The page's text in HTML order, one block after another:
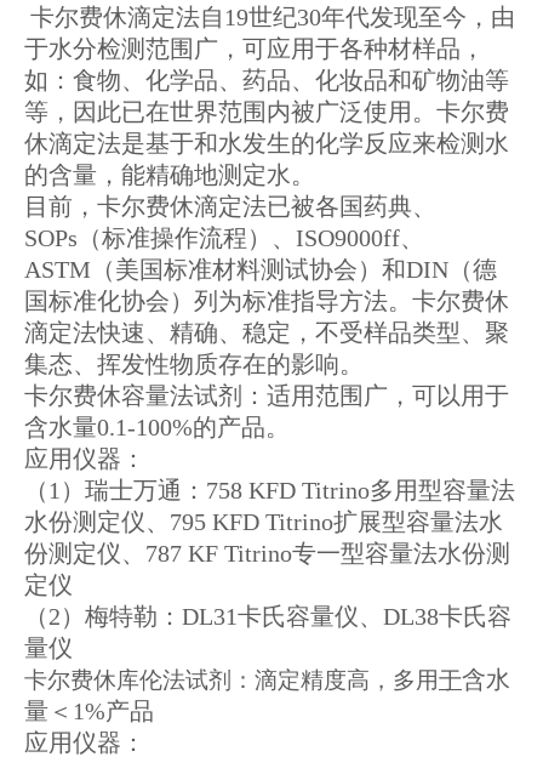
卡尔费休滴定法自19世纪30年代发现至今，由
于水分检测范围广，可应用于各种材样品，
如：食物、化学品、药品、化妆品和矿物油等
等，因此已在世界范围内被广泛使用。卡尔费
休滴定法是基于和水发生的化学反应来检测水
的含量，能精确地测定水。
目前，卡尔费休滴定法已被各国药典、
SOPs（标准操作流程）、ISO9000ff、
ASTM（美国标准材料测试协会）和DIN（德
国标准化协会）列为标准指导方法。卡尔费休
滴定法快速、精确、稳定，不受样品类型、聚
集态、挥发性物质存在的影响。
卡尔费休容量法试剂：适用范围广，可以用于
含水量0.1-100%的产品。
应用仪器：
（1）瑞士万通：758 KFD Titrino多用型容量法
水份测定仪、795 KFD Titrino扩展型容量法水
份测定仪、787 KF Titrino专一型容量法水份测
定仪
（2）梅特勒：DL31卡氏容量仪、DL38卡氏容
量仪
卡尔费休库伦法试剂：滴定精度高，多用于含水
量＜1%产品
应用仪器：